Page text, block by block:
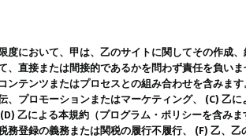
度において、甲は、乙のサイトに関してその作成
、直接または間接的であるかを問わず責任を負い
ンテンツまたはプロセスとの組み合わせを含みま
、プロモーションまたはマーケティング、 (C) 乙
乙による本規約（プログラム・ポリシーを含み
務登録の義務または関税の履行不履行、 (F) 乙、